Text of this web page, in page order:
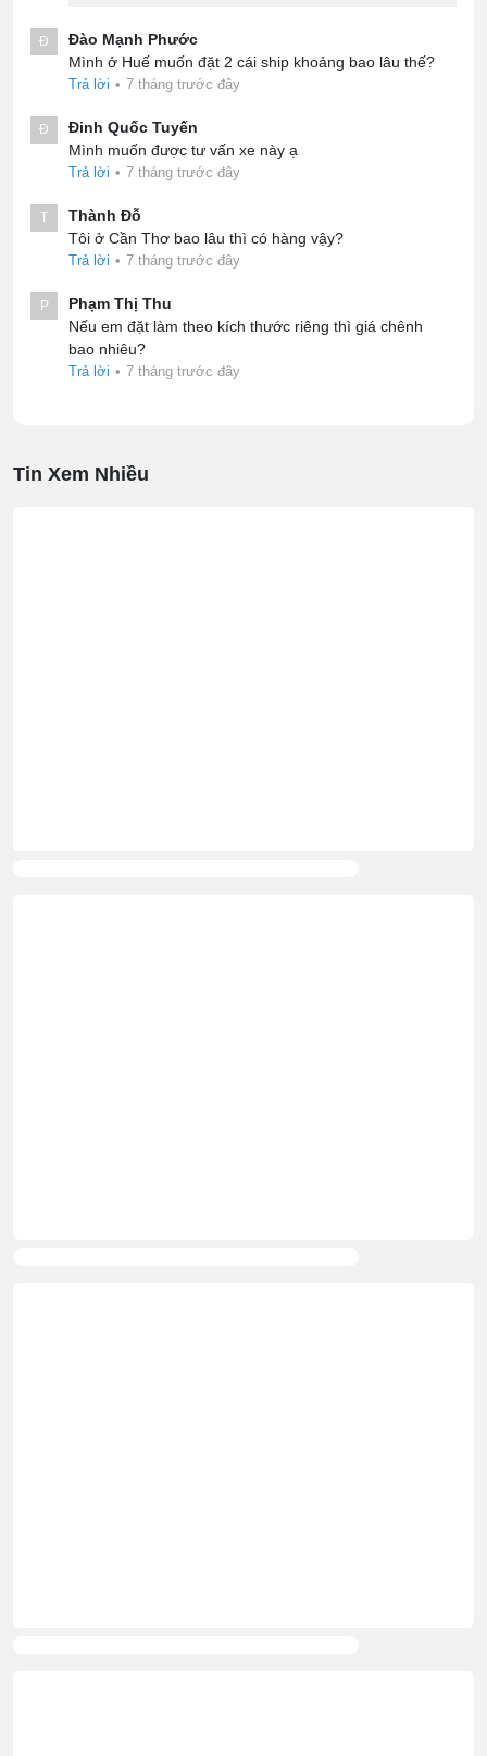
Đ
Đào Mạnh Phước
Mình ở Huế muốn đặt 2 cái ship khoảng bao lâu thế?
Trả lời • 7 tháng trước đây
Đ
Đinh Quốc Tuyến
Mình muốn được tư vấn xe này ạ
Trả lời • 7 tháng trước đây
T
Thành Đỗ
Tôi ở Cần Thơ bao lâu thì có hàng vậy?
Trả lời • 7 tháng trước đây
P
Phạm Thị Thu
Nếu em đặt làm theo kích thước riêng thì giá chênh
bao nhiêu?
Trả lời • 7 tháng trước đây
Tin Xem Nhiều